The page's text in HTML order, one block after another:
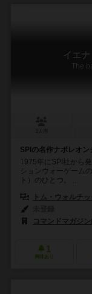
イエ
The
SPIの名作ナポレオ
1975年にSPI社から
ションウォーゲーム
ト）のひとつ。 ...
トム・ウォルチ
コマンドマガジン
1
興味あり